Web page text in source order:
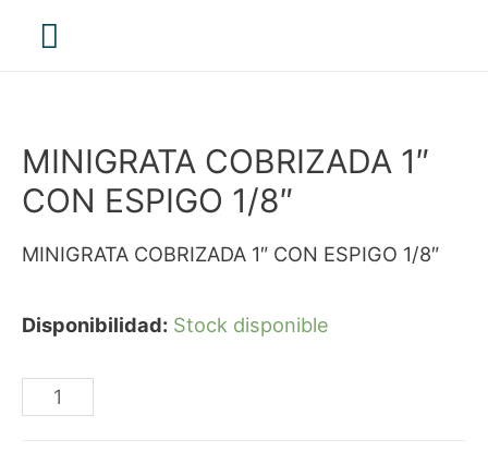
Menú
MINIGRATA COBRIZADA 1″
CON ESPIGO 1/8″
MINIGRATA COBRIZADA 1″ CON ESPIGO 1/8″
Disponibilidad: Stock disponible
MINIGRATA